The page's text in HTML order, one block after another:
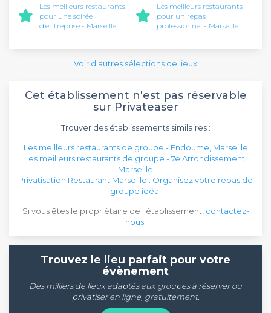
Les meilleurs restaurants
pour une soirée
d’entreprise - Marseille
Les meilleurs restaurants
pour un repas
professionnel - Marseille
Voir d'autres sélections de lieux
Cet établissement n'est pas réservable
sur Privateaser
Trouver des établissements similaires :
Les meilleurs restaurants de groupe - Endoume, Marseille
Les meilleurs restaurants de groupe - 7e Arrondissement,
Marseille
Privatisation Restaurant Marseille : Organisez votre repas de
groupe idéal
Si vous êtes le propriétaire de l'établissement, contactez-
nous
Trouvez le lieu parfait pour votre
évènement
Des milliers de lieux adaptés aux groupes à réserver ou
privatiser en ligne, gratuitement.